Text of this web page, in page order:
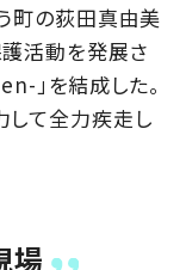
町の荻田真由美
護活動を発展さ
」を結成した。
して全力疾走し
場